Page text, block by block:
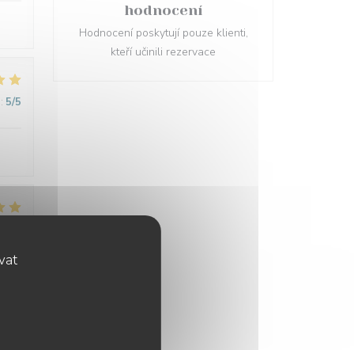
5/5
hodnocení
Hodnocení poskytují pouze klienti,
kteří učinili rezervace